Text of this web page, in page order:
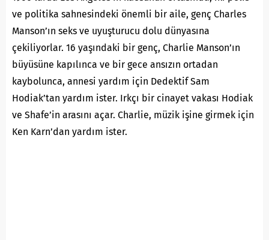
ve politika sahnesindeki önemli bir aile, genç Charles
Manson’ın seks ve uyuşturucu dolu dünyasına
çekiliyorlar. 16 yaşındaki bir genç, Charlie Manson’ın
büyüsüne kapılınca ve bir gece ansızın ortadan
kaybolunca, annesi yardım için Dedektif Sam
Hodiak’tan yardım ister. Irkçı bir cinayet vakası Hodiak
ve Shafe’in arasını açar. Charlie, müzik işine girmek için
Ken Karn’dan yardım ister.